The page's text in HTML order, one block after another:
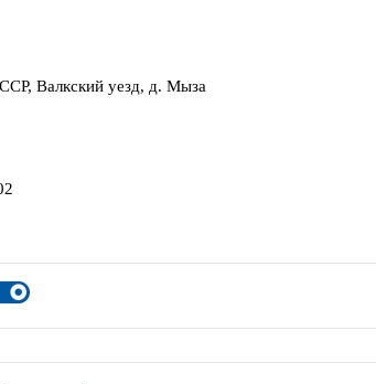
Валкский уезд, д. Мыза